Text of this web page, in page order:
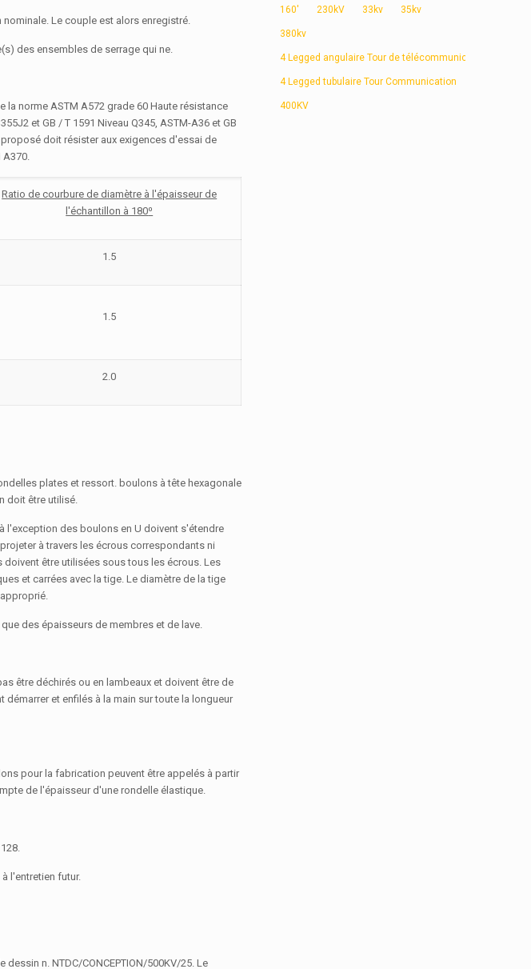
Le couple est alors enregistré.
des ensembles de serrage qui ne.
norme ASTM A572 grade 60 Haute résistance
et GB / T 1591 Niveau Q345, ASTM-A36 et GB
doit résister aux exigences d'essai de
A370.
Ratio de courbure de diamètre à l'épaisseur de
l'échantillon à 180⁰
1.5
1.5
2.0
plates et ressort. boulons à tête hexagonale
doit être utilisé.
l'exception des boulons en U doivent s'étendre
à travers les écrous correspondants ni
doivent être utilisées sous tous les écrous. Les
et carrées avec la tige. Le diamètre de la tige
des épaisseurs de membres et de lave.
être déchirés ou en lambeaux et doivent être de
et enfilés à la main sur toute la longueur
pour la fabrication peuvent être appelés à partir
de l'épaisseur d'une rondelle élastique.
l'entretien futur.
n. NTDC/CONCEPTION/500KV/25. Le
160' 230kV 33kv 35kv
380kv
4 Legged angulaire Tour de télécommunication
4 Legged tubulaire Tour Communication
400KV